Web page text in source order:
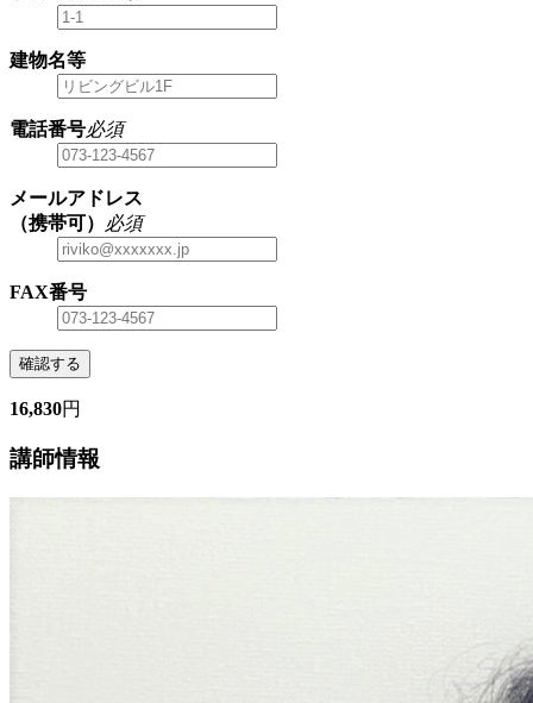
建物名等
電話番号必須
メールアドレス
（携帯可）
必須
FAX番号
確認する
16,830円
講師情報